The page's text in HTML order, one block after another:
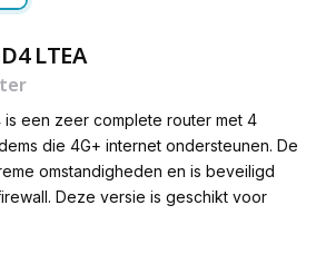
LTEA
is een zeer complete router met 4
die 4G+ internet ondersteunen. De
omstandigheden en is beveiligd
Deze versie is geschikt voor